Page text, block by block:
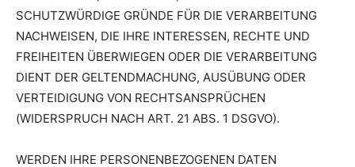
SCHUTZWÜRDIGE GRÜNDE FÜR DIE VERARBEITUNG
NACHWEISEN, DIE IHRE INTERESSEN, RECHTE UND
FREIHEITEN ÜBERWIEGEN ODER DIE VERARBEITUNG
DIENT DER GELTENDMACHUNG, AUSÜBUNG ODER
VERTEIDIGUNG VON RECHTSANSPRÜCHEN
(WIDERSPRUCH NACH ART. 21 ABS. 1 DSGVO).
WERDEN IHRE PERSONENBEZOGENEN DATEN